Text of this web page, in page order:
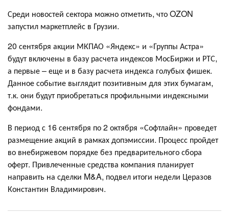
Среди новостей сектора можно отметить, что OZON
запустил маркетплейс в Грузии.
20 сентября акции МКПАО «Яндекс» и «Группы Астра»
будут включены в базу расчета индексов МосБиржи и РТС,
а первые – еще и в базу расчета индекса голубых фишек.
Данное событие выглядит позитивным для этих бумагам,
т.к. они будут приобретаться профильными индексными
фондами.
В период с 16 сентября по 2 октября «Софтлайн» проведет
размещение акций в рамках допэмиссии. Процесс пройдет
во внебиржевом порядке без предварительного сбора
оферт. Привлеченные средства компания планирует
направить на сделки M&A, подвел итоги недели Церазов
Константин Владимирович.